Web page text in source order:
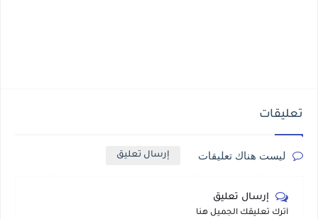
تعليقات
ليست هناك تعليقات إرسال تعليق
إرسال تعليق
أترك تعليقك الجميل هنا